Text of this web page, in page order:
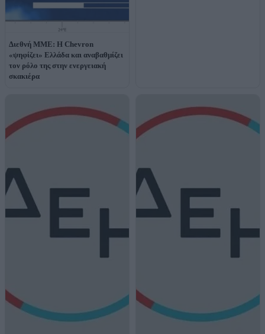
Διεθνή ΜΜΕ: Η Chevron
«ψηφίζει» Ελλάδα και αναβαθμίζει
τον ρόλο της στην ενεργειακή
σκακιέρα